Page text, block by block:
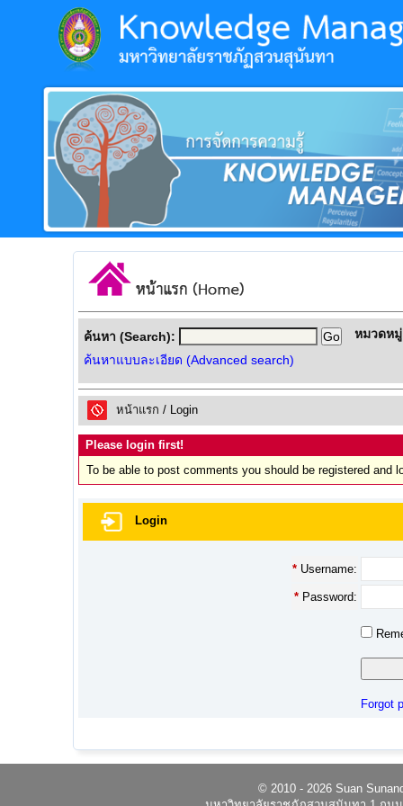
ค้นหา (Search):
ค้นหาแบบละเอียด (Advanced search)
หมวดห
หน้าแรก / Login
Please login first!
To be able to post comments you should be registered and
Login
* Username:
* Password:
Forgot
© 2010 - 2026 Suan